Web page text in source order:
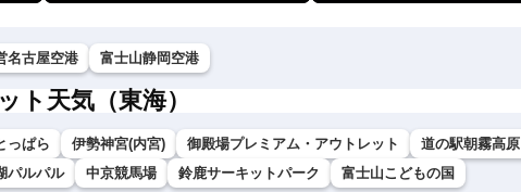
名古屋空港 富士山静岡空港
ト天気（東海）
っぱら 伊勢神宮(内宮) 御殿場プレミアム・アウトレット
道の駅朝霧高原
パルパル 中京競馬場 鈴鹿サーキットパーク 富士山こどもの国